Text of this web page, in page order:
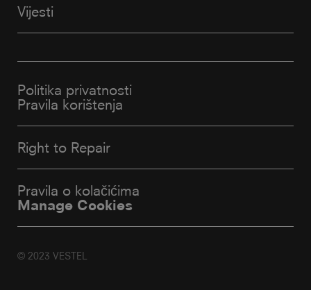
Vijesti
Politika privatnosti
Pravila korištenja
Right to Repair
Pravila o kolačićima
Manage Cookies
© 2023 VESTEL